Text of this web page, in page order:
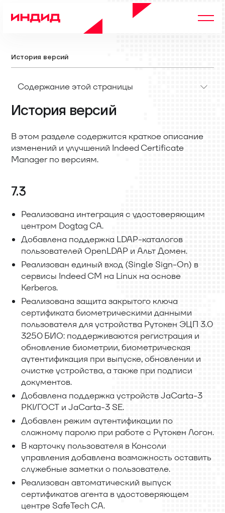
История версий
Содержание этой страницы
История версий
В этом разделе содержится краткое описание
изменений и улучшений Indeed Certificate
Manager по версиям.
7.3
Реализована интеграция с удостоверяющим
центром Dogtag CA.
Добавлена поддержка LDAP-каталогов
пользователей OpenLDAP и Альт Домен.
Реализован единый вход (Single Sign-On) в
сервисы Indeed CM на Linux на основе
Kerberos.
Реализована защита закрытого ключа
сертификата биометрическими данными
пользователя для устройства Рутокен ЭЦП 3.0
3250 БИО: поддерживаются регистрация и
обновление биометрии, биометрическая
аутентификация при выпуске, обновлении и
очистке устройства, а также при подписи
документов.
Добавлена поддержка устройств JaCarta-3
PKI/ГОСТ и JaCarta-3 SE.
Добавлен режим аутентификации по
сложному паролю при работе с Рутокен Логон.
В карточку пользователя в Консоли
управления добавлена возможность оставить
служебные заметки о пользователе.
Реализован автоматический выпуск
сертификатов агента в удостоверяющем
центре SafeTech CA.